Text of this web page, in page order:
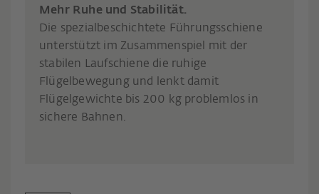
Mehr Ruhe und Stabilität.
Die spezialbeschichtete Führungsschiene
unterstützt im Zusammenspiel mit der
stabilen Laufschiene die ruhige
Flügelbewegung und lenkt damit
Flügelgewichte bis 200 kg problemlos in
sichere Bahnen.